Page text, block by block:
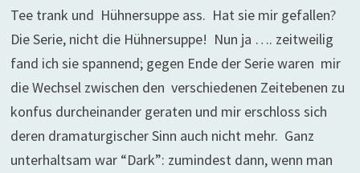
Tee trank und Hühnersuppe ass. Hat sie mir gefallen?
Die Serie, nicht die Hühnersuppe! Nun ja …. zeitweilig
fand ich sie spannend; gegen Ende der Serie waren mir
die Wechsel zwischen den verschiedenen Zeitebenen zu
konfus durcheinander geraten und mir erschloss sich
deren dramaturgischer Sinn auch nicht mehr. Ganz
unterhaltsam war “Dark”: zumindest dann, wenn man